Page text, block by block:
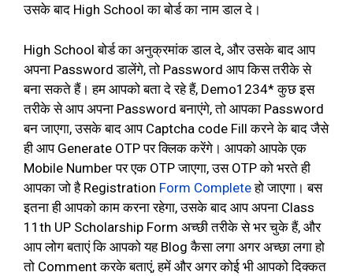
उसके बाद High School का बोर्ड का नाम डाल दे।
High School बोर्ड का अनुक्रमांक डाल दे, और उसके बाद आप
अपना Password डालेंगे, तो Password आप किस तरीके से
बना सकते हैं। हम आपको बता दे रहे हैं, Demo1234* कुछ इस
तरीके से आप अपना Password बनाएंगे, तो आपका Password
बन जाएगा, उसके बाद आप Captcha code Fill करने के बाद जैसे
ही आप Generate OTP पर क्लिक करेंगे। आपको आपके एक
Mobile Number पर एक OTP जाएगा, उस OTP को भरते ही
आपका जो है Registration Form Completeहो जाएगा। बस
इतना ही आपको काम करना रहेगा, उसके बाद आप अपना Class
11th UP Scholarship Form अच्छी तरीके से भर चुके हैं, और
आप लोग बताएं कि आपको यह Blog कैसा लगा अगर अच्छा लगा हो
तो Comment करके बताएं, हमें और अगर कोई भी आपको दिक्कत